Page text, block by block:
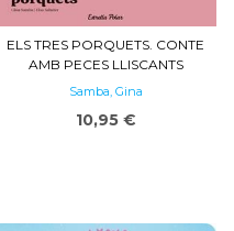
ELS TRES PORQUETS. CONTE
AMB PECES LLISCANTS
Samba, Gina
10,95 €